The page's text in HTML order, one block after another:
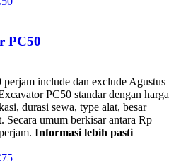
PC50
include dan exclude Agustus
PC50 standar dengan harga
durasi sewa, type alat, besar
Secara umum berkisar antara Rp
Informasi lebih pasti